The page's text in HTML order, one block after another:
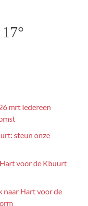
17°
mrt iedereen
steun onze
voor de Kbuurt
naar Hart voor de